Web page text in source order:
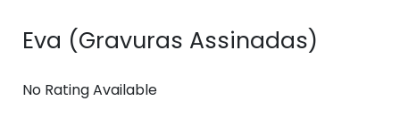
Eva (Gravuras Assinadas)
No Rating Available